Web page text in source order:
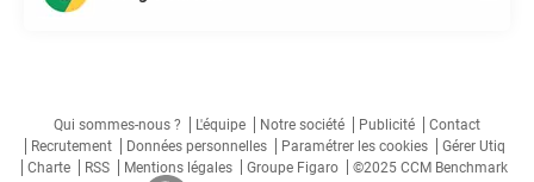
Qui sommes-nous ? L'équipe Notre société Publicité
Contact
Recrutement
Données personnelles Paramétrer les cookies
Gérer Utiq
Charte
RSS Mentions légales Groupe Figaro ©2025 CCM Benchmark